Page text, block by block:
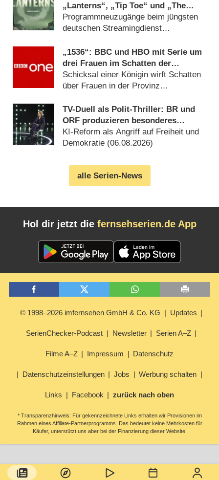
„Lanterns“, „Tip Toe“ und „The
Housemaid“
Programmneuzugänge beim jüngsten
deutschen Streamingdienst
„1536“: BBC und HBO mit Serie um
drei Frauen im Schatten der
Verhaftung von Anne Boleyn
Schicksal einer Königin wirft Schatten
über Frauen in der Provinz
TV-Duell als Polit-Thriller: BR und
ORF produzieren besonderes
Fernseh-Kammerspiel
KI-Reform als Angriff auf Freiheit und
Demokratie (06.08.2026)
alle Serien-News
Hol dir jetzt die fernsehserien.de App
© 1998–2026 imfernsehen GmbH & Co. KG Updates
SerienChecker-Podcast Newsletter Serien A–Z
Filme A–Z Impressum Datenschutz
Datenschutzeinstellungen Jobs Werbung schalten
Links Facebook zurück nach oben
* Transparenzhinweis: Für gekennzeichnete Links erhalten wir Provisionen im
Rahmen eines Affiliate-Partnerprogramms. Das bedeutet keine Mehrkosten für
Käufer, unterstützt uns aber bei der Finanzierung dieser Website.